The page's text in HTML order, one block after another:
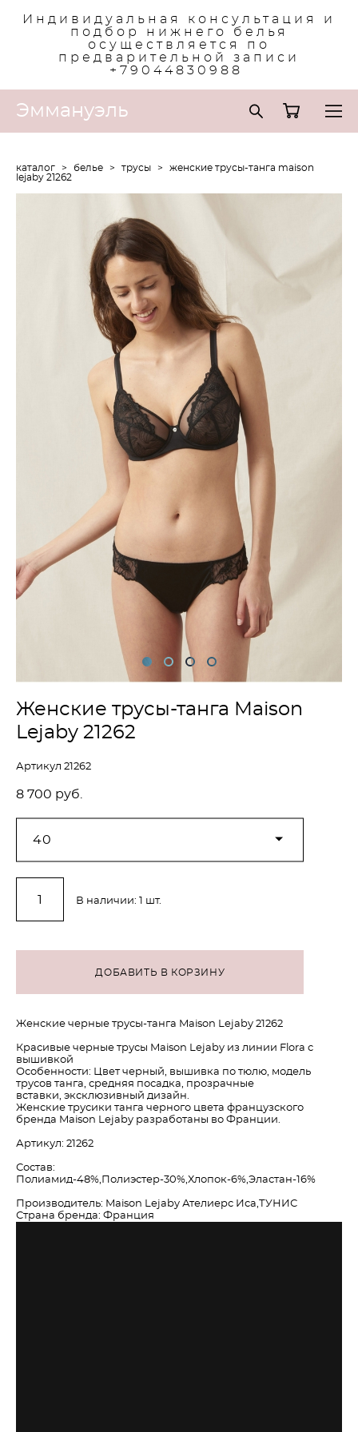
Индивидуальная консультация и
подбор нижнего белья
осуществляется по
предварительной записи
+79044830988
Эммануэль
каталог > белье > трусы >
женские трусы-танга maison
lejaby 21262
Женские трусы-танга Maison
Lejaby 21262
Артикул 21262
8 700 pуб.
40
В наличии: 1 шт.
ДОБАВИТЬ В КОРЗИНУ
Женские черные трусы-танга Maison Lejaby 21262
Красивые черные трусы Maison Lejaby из линии Flora с
вышивкой
Особенности: Цвет черный, вышивка по тюлю, модель
трусов танга, средняя посадка, прозрачные
вставки, эксклюзивный дизайн.
Женские трусики танга черного цвета французского
бренда Maison Lejaby разработаны во Франции.
Артикул: 21262
Состав:
Полиамид-48%,Полиэстер-30%,Хлопок-6%,Эластан-16%
Производитель: Maison Lejaby Ателиерс Иса,ТУНИС
Страна бренда: Франция